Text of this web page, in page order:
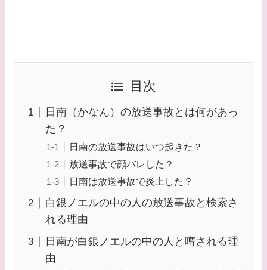
目次
日南（かなん）の放送事故とは何があっ
た？
日南の放送事故はいつ起きた？
放送事故で顔バレした？
日南は放送事故で炎上した？
白銀ノエルの中の人の放送事故と検索さ
れる理由
日南が白銀ノエルの中の人と噂される理
由